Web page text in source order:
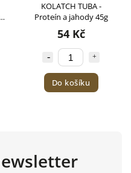
KOLATCH TUBA -
Proteín a jahody 45g
54 Kč
Do košíku